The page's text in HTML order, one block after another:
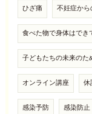
ひざ痛 不妊症か
食べた物で身体はでき
子どもたちの未来のた
オンライン講座 休
感染予防 感染防止